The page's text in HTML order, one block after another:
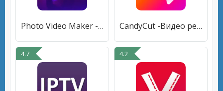
Photo Video Maker - PixPoz CandyCut -Видео редактор
4.7 4.2